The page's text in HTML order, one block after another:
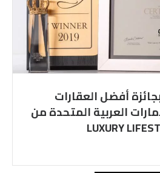
أفضل العقارات
العربية المتحدة من
LUXURY